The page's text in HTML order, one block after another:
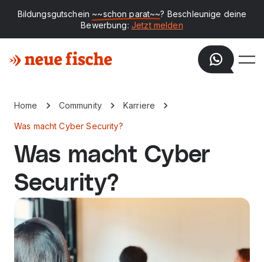
Bildungsgutschein ~~schon parat~~? Beschleunige deine
Bewerbung: Jetzt melden
Home Community Karriere
Was macht Cyber Security?
Was macht Cyber
Security?